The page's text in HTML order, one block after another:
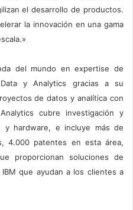
el desarrollo de productos.
la innovación en una gama
del mundo en expertise de
y Analytics gracias a su
de datos y analítica con
cubre investigación y
y hardware, e incluye más de
4.000 patentes en esta área,
proporcionan soluciones de
que ayudan a los clientes a